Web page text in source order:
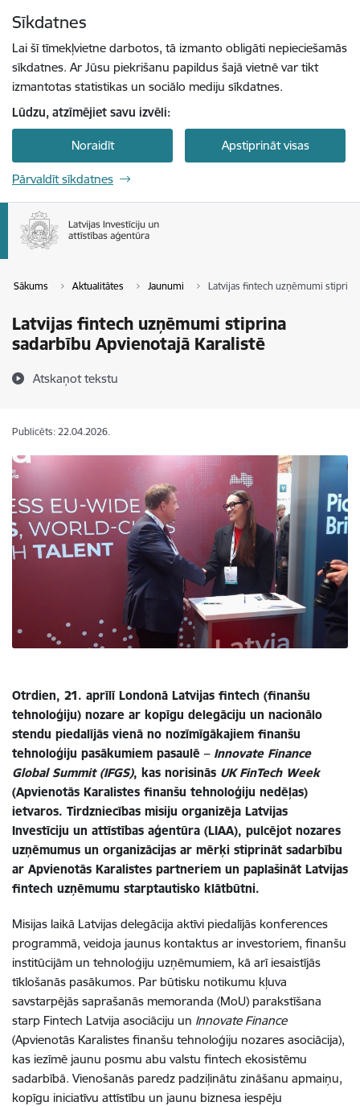
Sīkdatnes
Lai šī tīmekļvietne darbotos, tā izmanto obligāti nepieciešamās
sīkdatnes. Ar Jūsu piekrišanu papildus šajā vietnē var tikt
izmantotas statistikas un sociālo mediju sīkdatnes.
Lūdzu, atzīmējiet savu izvēli:
Noraidīt Apstiprināt visas
Pārvaldīt sīkdatnes
Sākums Aktualitātes Jaunumi Latvijas fintech uzņēmumi
Latvijas fintech uzņēmumi stiprina
sadarbību Apvienotajā Karalistē
Atskaņot tekstu
Publicēts: 22.04.2026.
Otrdien, 21. aprīlī Londonā Latvijas fintech (finanšu
tehnoloģiju) nozare ar kopīgu delegāciju un nacionālo
stendu piedalījās vienā no nozīmīgākajiem finanšu
tehnoloģiju pasākumiem pasaulē – Innovate Finance
Global Summit (IFGS), kas norisinās UK FinTech Week
(Apvienotās Karalistes finanšu tehnoloģiju nedēļas)
ietvaros. Tirdzniecības misiju organizēja Latvijas
Investīciju un attīstības aģentūra (LIAA), pulcējot nozares
uzņēmumus un organizācijas ar mērķi stiprināt sadarbību
ar Apvienotās Karalistes partneriem un paplašināt Latvijas
fintech uzņēmumu starptautisko klātbūtni.
Misijas laikā Latvijas delegācija aktīvi piedalījās konferences
programmā, veidoja jaunus kontaktus ar investoriem, finanšu
institūcijām un tehnoloģiju uzņēmumiem, kā arī iesaistījās
tīklošanās pasākumos. Par būtisku notikumu kļuva
savstarpējās saprašanās memoranda (MoU) parakstīšana
starp Fintech Latvija asociāciju un Innovate Finance
(Apvienotās Karalistes finanšu tehnoloģiju nozares asociācija),
kas iezīmē jaunu posmu abu valstu fintech ekosistēmu
sadarbībā. Vienošanās paredz padziļinātu zināšanu apmaiņu,
kopīgu iniciatīvu attīstību un jaunu biznesa iespēju